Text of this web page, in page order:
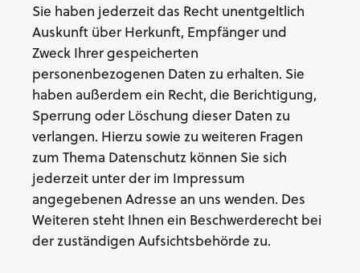
Sie haben jederzeit das Recht unentgeltlich
Auskunft über Herkunft, Empfänger und
Zweck Ihrer gespeicherten
personenbezogenen Daten zu erhalten. Sie
haben außerdem ein Recht, die Berichtigung,
Sperrung oder Löschung dieser Daten zu
verlangen. Hierzu sowie zu weiteren Fragen
zum Thema Datenschutz können Sie sich
jederzeit unter der im Impressum
angegebenen Adresse an uns wenden. Des
Weiteren steht Ihnen ein Beschwerderecht bei
der zuständigen Aufsichtsbehörde zu.